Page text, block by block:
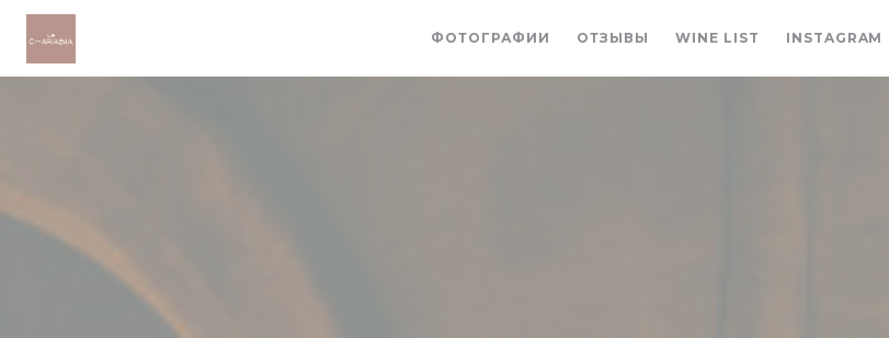
Панель управления cookies
ФОТОГРАФИИ ОТЗЫВЫ WINE LIST INSTAGRAM